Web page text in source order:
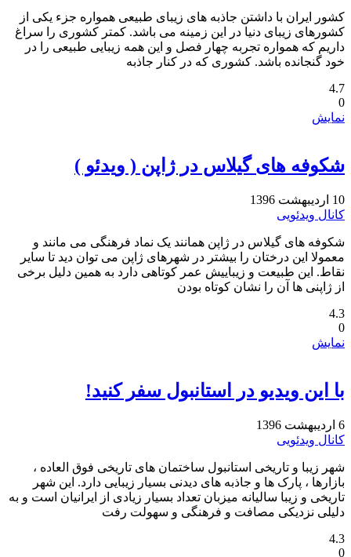
کشور ایران با داشتن جاذبه های زیبای طبیعی همواره جزء یکی از
کشورهای زیبای دنیا در این زمینه می باشد. کمتر کشوری را سراغ
داریم که همواره تجربه چهار فصل و این همه زیبایی طبیعی را در
خود گنجانده باشد. کشوری که در کنار جاذبه
4.7
0
نمایش
شکوفه های گیلاس در ژاپن ( ویدئو )
10 اردیبهشت 1396
کانال ویدئویی
شکوفه های گیلاس در ژاپن همانند یک نماد فرهنگی می مانند و
معمولا این درختان را بیشتر در شهرهای ژاپن می توان دید تا ‏سایر
نقاط. این طبیعت و زیباییش عمر کوتاهی دارد به همین دلیل برخی
از ژاپنی ها آن را نشان کوتاه بودن
4.3
0
نمایش
با این ویدیو در استانبول سفر کنید!
6 اردیبهشت 1396
کانال ویدئویی
شهر زیبا و تاریخی استانبول ساختمان های تاریخی فوق العاده ،
بازارها ، پارک ها و جاذبه های دیدنی بسیار زیبایی دارد. این شهر
تاریخی و زیبا سالیانه میزبان تعداد بسیار زیادی از ایرانیان است و به
دلیلی نزدیکی مصافت و فرهنگی و سهولت رفت
4.3
0